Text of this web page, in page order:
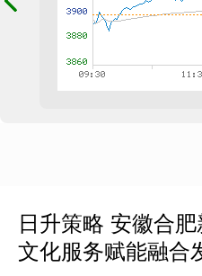
日升策略 安徽合
文化服务赋能融合